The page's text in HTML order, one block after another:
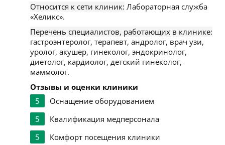
Относится к сети клиник: Лабораторная служба
«Хеликс».
Перечень специалистов, работающих в клинике:
гастроэнтеролог, терапевт, андролог, врач узи,
уролог, акушер, гинеколог, эндокринолог,
диетолог, кардиолог, детский гинеколог,
маммолог.
Отзывы и оценки клиники
5
Оснащение оборудованием
5
Квалификация медперсонала
5
Комфорт посещения клиники